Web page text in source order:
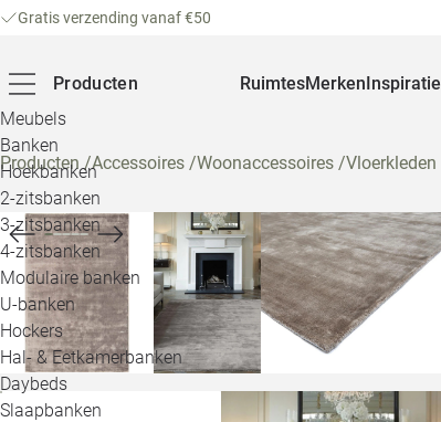
Gratis verzending vanaf €50
Producten
Meubels
Banken
Hoekbanken
2-zitsbanken
3-zitsbanken
4-zitsbanken
Modulaire banken
U-banken
Hockers
Hal- & Eetkamerbanken
Daybeds
Slaapbanken
RuimtesMerkenInspiratie
Producten/Accessoires /Woonaccessoires /Vloerkleden